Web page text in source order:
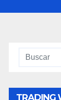
TRADING